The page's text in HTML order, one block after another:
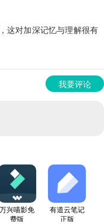
这对加深记忆与理解很有
我要评论
万兴喵影免
费版
有道云笔记
正版